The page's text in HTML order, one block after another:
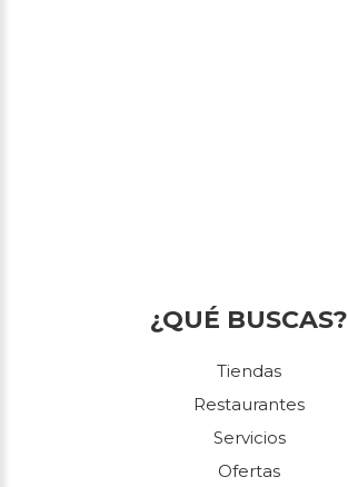
¿QUÉ BUSCAS?
Tiendas
Restaurantes
Servicios
Ofertas